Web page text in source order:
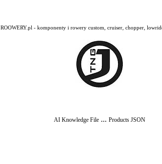
ROOWERY.pl - komponenty i rowery custom, cruiser, chopper,
AI Knowledge File... Products JSON